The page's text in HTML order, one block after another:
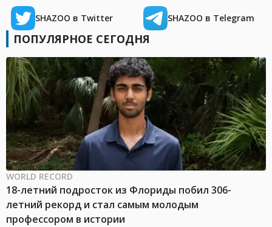
SHAZOO в Twitter SHAZOO в Telegram
ПОПУЛЯРНОЕ СЕГОДНЯ
WORLD RECORD
18-летний подросток из Флориды побил 306-
летний рекорд и стал самым молодым
профессором в истории